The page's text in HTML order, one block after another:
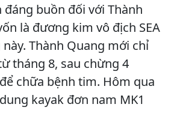
buồn đối với Thành
là đương kim vô địch SEA
Thành Quang mới chỉ
tháng 8, sau chừng 4
chữa bệnh tim. Hôm qua
kayak đơn nam MK1